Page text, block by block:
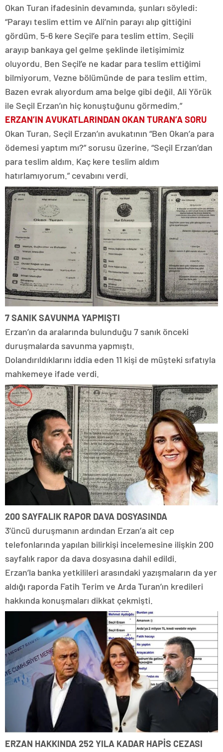
Okan Turan ifadesinin devamında, şunları söyledi:
“Parayı teslim ettim ve Ali’nin parayı alıp gittiğini
gördüm. 5-6 kere Seçil’e para teslim ettim. Seçili
arayıp bankaya gel gelme şeklinde iletişimimiz
oluyordu. Ben Seçil’e ne kadar para teslim ettiğimi
bilmiyorum. Vezne bölümünde de para teslim ettim.
Bazen evrak alıyordum ama belge gibi değil. Ali Yörük
ile Seçil Erzan’ın hiç konuştuğunu görmedim.”
ERZAN’IN AVUKATLARINDAN OKAN TURAN’A SORU
Okan Turan, Seçil Erzan’ın avukatının “Ben Okan’a para
ödemesi yaptım mı?” sorusu üzerine, “Seçil Erzan’dan
para teslim aldım. Kaç kere teslim aldım
hatırlamıyorum.” cevabını verdi.
7 SANIK SAVUNMA YAPMIŞTI
Erzan’ın da aralarında bulunduğu 7 sanık önceki
duruşmalarda savunma yapmıştı.
Dolandırıldıklarını iddia eden 11 kişi de müşteki sıfatıyla
mahkemeye ifade verdi.
200 SAYFALIK RAPOR DAVA DOSYASINDA
3’üncü duruşmanın ardından Erzan’a ait cep
telefonlarında yapılan bilirkişi incelemesine ilişkin 200
sayfalık rapor da dava dosyasına dahil edildi.
Erzan’la banka yetkilileri arasındaki yazışmaların da yer
aldığı raporda Fatih Terim ve Arda Turan’ın kredileri
hakkında konuşmaları dikkat çekmişti.
ERZAN HAKKINDA 252 YILA KADAR HAPİS CEZASI